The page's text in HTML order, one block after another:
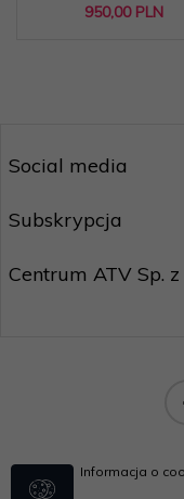
950,00 PLN
Social media
Subskrypcja
Centrum ATV Sp. z
Informacja o